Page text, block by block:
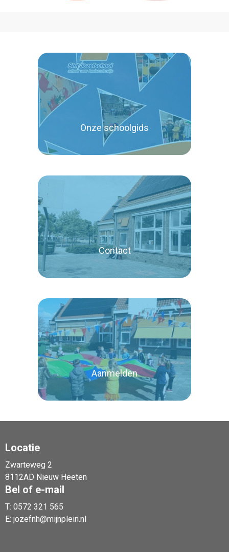
Onze schoolgids
Lees verder
Contact
Lees verder
Aanmelden
Locatie
Zwarteweg 2
8112AD Nieuw Heeten
Bel of e-mail
T: 0572 321 565
E: jozefnh@mijnplein.nl